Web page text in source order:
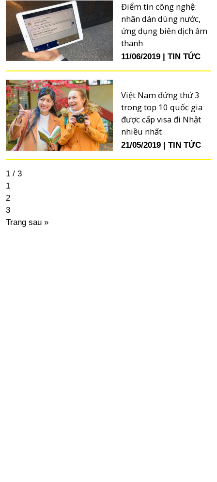
Điểm tin công nghệ:
nhãn dán dùng nước,
ứng dụng biên dịch âm
thanh
11/06/2019 TIN TỨC
Việt Nam đứng thứ 3
trong top 10 quốc gia
được cấp visa đi Nhật
nhiều nhất
21/05/2019 TIN TỨC
1 / 3
1
2
3
Trang sau »